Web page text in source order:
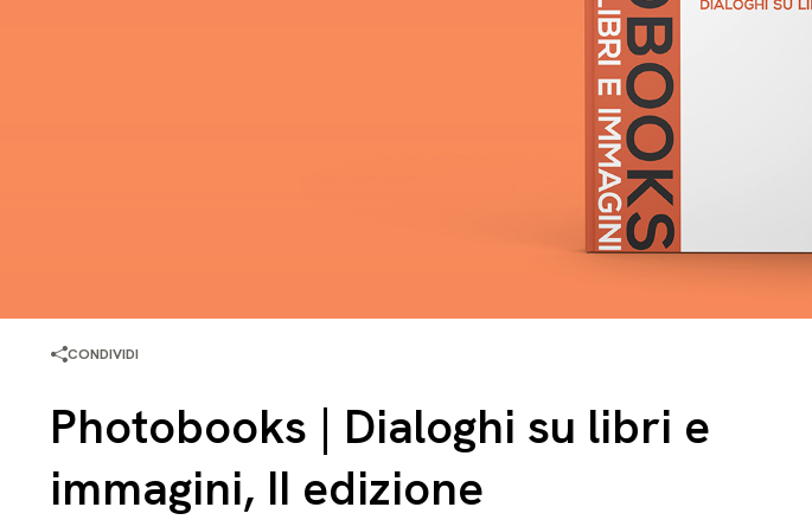
CONDIVIDI
Photobooks | Dialoghi su libri e
immagini, II edizione